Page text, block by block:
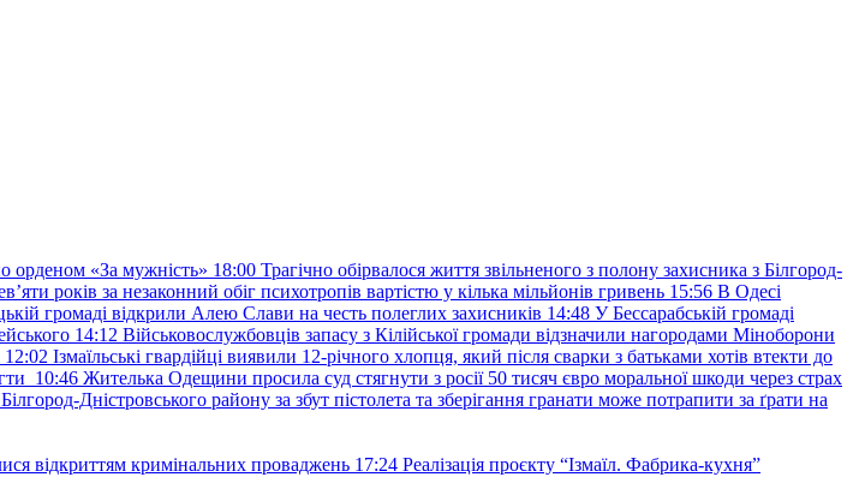
орденом «За мужність» 18:00 Трагічно обірвалося життя звільненого з полону захисника з Білгород-
років за незаконний обіг психотропів вартістю у кілька мільйонів гривень 15:56 В Одесі
громаді відкрили Алею Слави на честь полеглих захисників 14:48 У Бессарабській громаді
14:12 Військовослужбовців запасу з Кілійської громади відзначили нагородами Міноборони
12:02 Ізмаїльські гвардійці виявили 12-річного хлопця, який після сварки з батьками хотів втекти до
10:46 Жителька Одещини просила суд стягнути з росії 50 тисяч євро моральної шкоди через страх
Дністровського району за збут пістолета та зберігання гранати може потрапити за ґрати на
відкриттям кримінальних проваджень 17:24 Реалізація проєкту “Ізмаїл. Фабрика-кухня”